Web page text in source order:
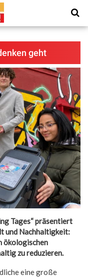
geht
Tages“ präsentiert
und Nachhaltigkeit:
ökologischen
zu reduzieren.
eine große